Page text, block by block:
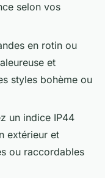
selon vos
en rotin ou
et
styles bohème ou
un indice IP44
extérieur et
ou raccordables